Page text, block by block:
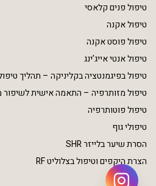
טיפול פנים קלאסי
טיפול אקנה
טיפול פוסט אקנה
טיפול אנטי אייג’ינג
טיפול בפיגמנטציה בקליניקה – תהליך
טיפול מזותרפיה – התאמה אישית לשיפור
טיפול פוטותרפיה
טיפולי גוף
הסרת שיער בלייזר SHR
הצרת היקפים וטיפול בצלוליט RF